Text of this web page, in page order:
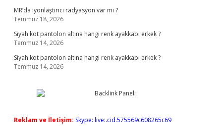
MR’da iyonlaştırıcı radyasyon var mı ?
Temmuz 18, 2026
Siyah kot pantolon altına hangi renk ayakkabı erkek ?
Temmuz 14, 2026
Siyah kot pantolon altına hangi renk ayakkabı erkek ?
Temmuz 14, 2026
Reklam ve İletişim: Skype: live:.cid.575569c608265c69